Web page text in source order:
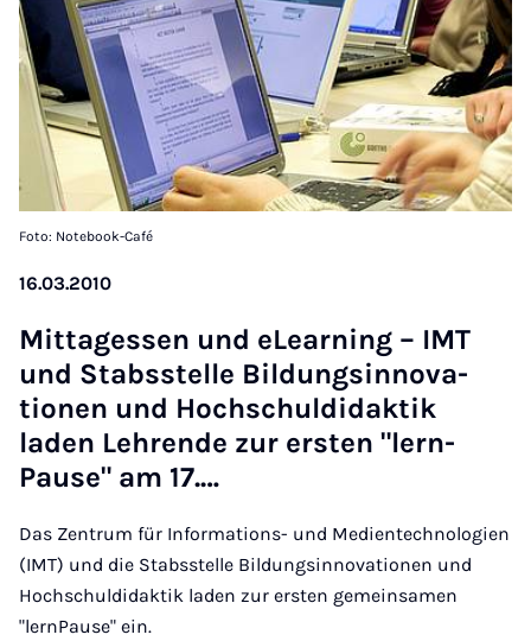
Foto: Notebook-Café
16.03.2010
Mit­ta­gessen und eLearn­ing – IMT
und Stabss­telle Bildungsin­nov­a­
tion­en und Hoch­schul­didak­tik
laden Lehrende zur er­sten "lern­
Pause" am 17.…
Das Zentrum für Informations- und Medientechnologien
(IMT) und die Stabsstelle Bildungsinnovationen und
Hochschuldidaktik laden zur ersten gemeinsamen
"lernPause" ein.